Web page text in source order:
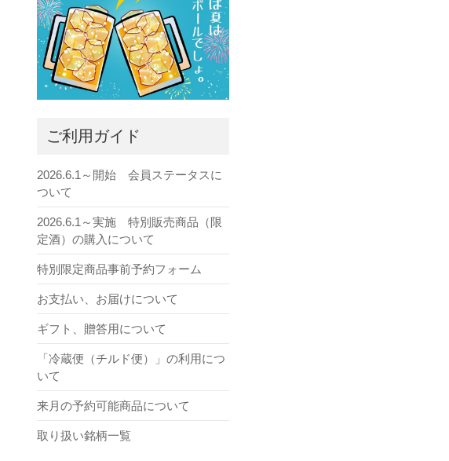
ご利用ガイド
2026.6.1～開始 会員ステータスに
ついて
2026.6.1～実施 特別販売商品（限
定酒）の購入について
特別限定商品事前予約フォーム
お支払い、お届けについて
ギフト、贈答用について
「冷蔵便（チルド便）」の利用につ
いて
来月の予約可能商品について
取り扱い銘柄一覧